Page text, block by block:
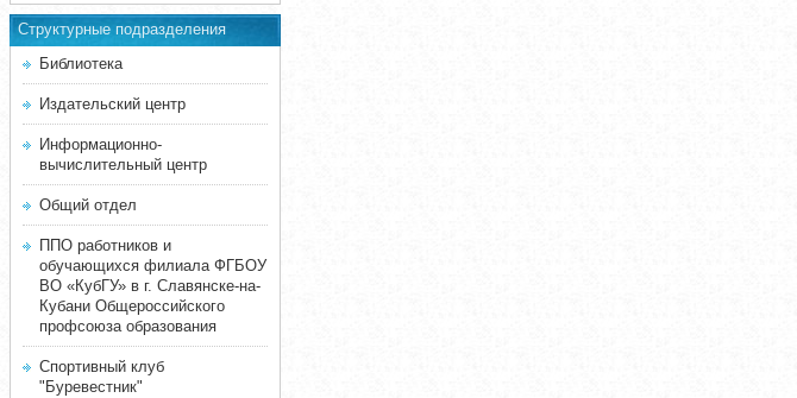
Структурные подразделения
Библиотека
Издательский центр
Информационно-
вычислительный центр
Общий отдел
ППО работников и
обучающихся филиала ФГБОУ
ВО «КубГУ» в г. Славянске-на-
Кубани Общероссийского
профсоюза образования
Спортивный клуб
"Буревестник"